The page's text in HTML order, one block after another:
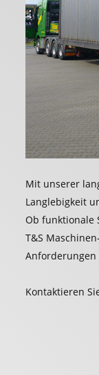
Mit unserer
Langlebigkeit
Ob funktionale
T&S
Anforderungen
Kontaktieren